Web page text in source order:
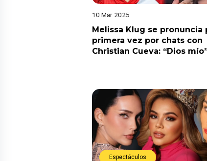
10 Mar 2025
Melissa Klug se pronuncia
primera vez por chats con
Christian Cueva: “Dios
Espectáculos